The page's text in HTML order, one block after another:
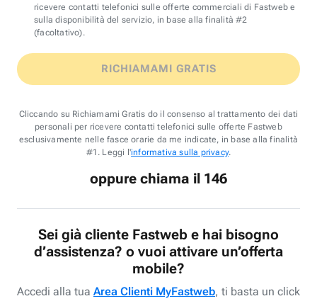
ricevere contatti telefonici sulle offerte commerciali di Fastweb e
sulla disponibilità del servizio, in base alla finalità #2
(facoltativo).
RICHIAMAMI GRATIS
Cliccando su Richiamami Gratis do il consenso al trattamento dei dati
personali per ricevere contatti telefonici sulle offerte Fastweb
esclusivamente nelle fasce orarie da me indicate, in base alla finalità
#1. Leggi l'informativa sulla privacy.
oppure chiama il 146
Sei già cliente Fastweb e hai bisogno
d’assistenza? o vuoi attivare un’offerta
mobile?
Accedi alla tua Area Clienti MyFastweb, ti basta un click